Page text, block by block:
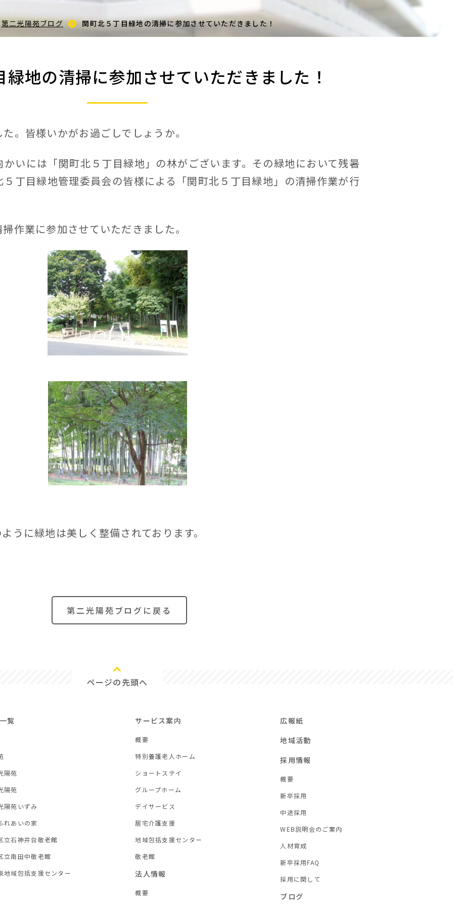
第二光陽苑ブログ 関町北５丁目緑地の清掃に参加させていただきました！
緑地の清掃に参加させていただきました！
。皆様いかがお過ごしでしょうか。
いには「関町北５丁目緑地」の林がございます。その緑地において残暑
丁目緑地管理委員会の皆様による「関町北５丁目緑地」の清掃作業が行
作業に参加させていただきました。
うに緑地は美しく整備されております。
第二光陽苑ブログに戻る
ページの先頭へ
覧
陽苑
陽苑
陽苑いずみ
れあいの家
立石神井台敬老館
立南田中敬老館
地域包括支援センター
サービス案内
概要
特別養護老人ホーム
ショートステイ
グループホーム
デイサービス
居宅介護支援
地域包括支援センター
敬老館
法人情報
概要
広報紙
地域活動
採用情報
概要
新卒採用
中途採用
WEB説明会のご案内
人材育成
新卒採用FAQ
採用に関して
ブログ